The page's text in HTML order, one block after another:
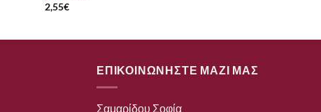
2,55€
ΕΠΙΚΟΙΝΩΝΗΣΤΕ ΜΑΖΙ ΜΑΣ
Σαμαρίδου Σοφία